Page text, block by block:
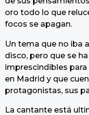
oro todo lo que
focos se apagan.
Un tema que no iba
disco, pero que se
imprescindibles
en Madrid y que
protagonistas, sus
La cantante está